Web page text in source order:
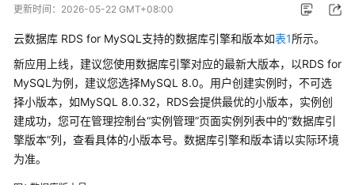
最
动
态
服
务
公
告
更新时间： 2026-05-22 GMT+08:00
云数据库 RDS for MySQL 支持的数据库引擎和版本如表1所示。
新应用上线，建议您使用数据库引擎对应的最新大版本，以RDS for
MySQL为例，建议您选择MySQL 8.0。用户创建实例时，不可选
择小版本，如MySQL 8.0.32，RDS会提供最优的小版本，实例创
建成功，您可在管理控制台“实例管理”页面实例列表中的“数据库引
擎版本”列，查看具体的小版本号。数据库引擎和版本请以实际环境
为准。